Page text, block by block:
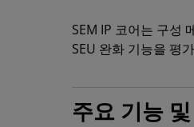
SEM IP 코어는 구성
SEU 완화 기능을 평
주요 기능